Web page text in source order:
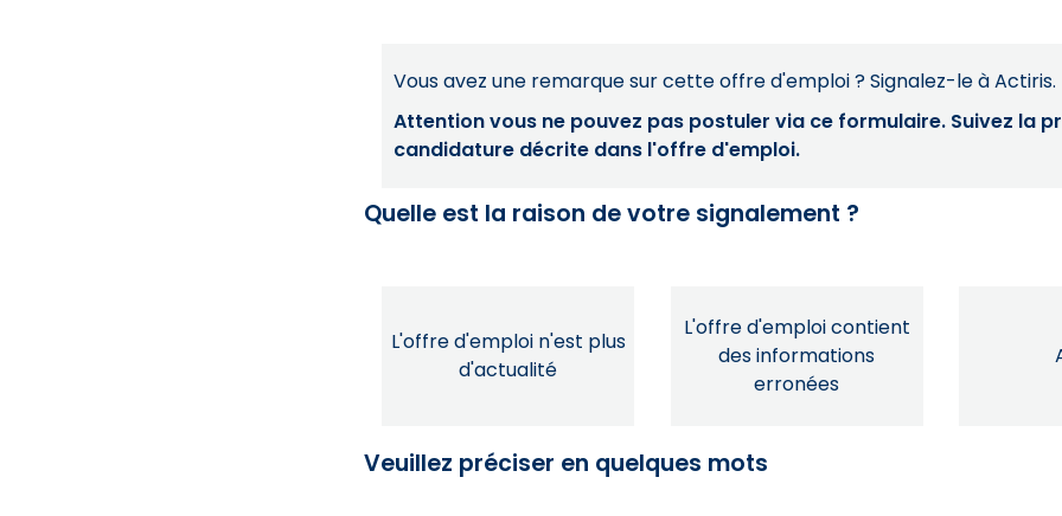
Vous avez une remarque sur cette offre d'emploi ? Signalez-le à Actiris.
Attention vous ne pouvez pas postuler via ce formulaire. Suivez la
candidature décrite dans l'offre d'emploi.
Quelle est la raison de votre signalement ?
L'offre d'emploi n'est plus
d'actualité
L'offre d'emploi contient
des informations
erronées
Veuillez préciser en quelques mots